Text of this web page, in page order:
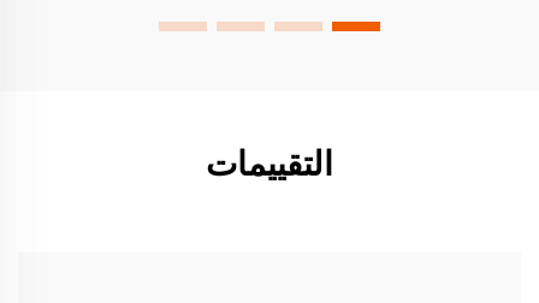
التقييمات